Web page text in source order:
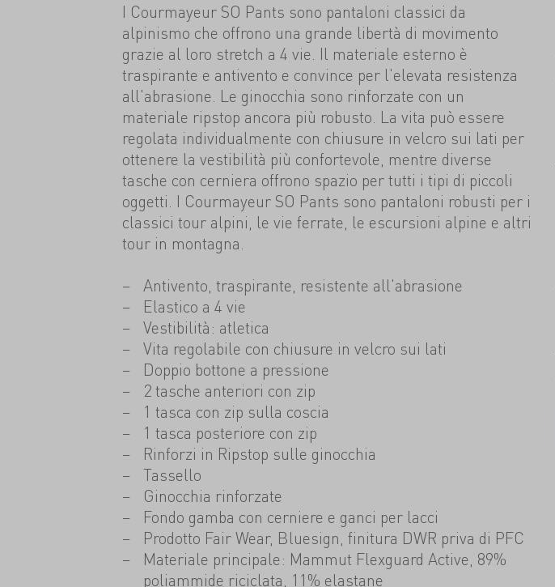
I Courmayeur SO Pants sono pantaloni classici da
alpinismo che offrono una grande libertà di movimento
grazie al loro stretch a 4 vie. Il materiale esterno è
traspirante e antivento e convince per l'elevata resistenza
all'abrasione. Le ginocchia sono rinforzate con un
materiale ripstop ancora più robusto. La vita può essere
regolata individualmente con chiusure in velcro sui lati per
ottenere la vestibilità più confortevole, mentre diverse
tasche con cerniera offrono spazio per tutti i tipi di piccoli
oggetti. I Courmayeur SO Pants sono pantaloni robusti per i
classici tour alpini, le vie ferrate, le escursioni alpine e altri
tour in montagna.
Antivento, traspirante, resistente all'abrasione
Elastico a 4 vie
Vestibilità: atletica
Vita regolabile con chiusure in velcro sui lati
Doppio bottone a pressione
2 tasche anteriori con zip
1 tasca con zip sulla coscia
1 tasca posteriore con zip
Rinforzi in Ripstop sulle ginocchia
Tassello
Ginocchia rinforzate
Fondo gamba con cerniere e ganci per lacci
Prodotto Fair Wear, Bluesign, finitura DWR priva di PFC
Materiale principale: Mammut Flexguard Active, 89%
poliammide riciclata, 11% elastane